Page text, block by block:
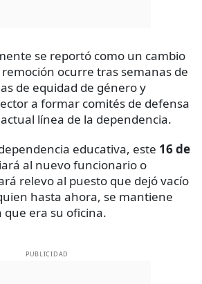
se reportó como un cambio
ocurre tras semanas de
de equidad de género y
a formar comités de defensa
línea de la dependencia.
educativa, este 16 de
al nuevo funcionario o
relevo al puesto que dejó vacío
hasta ahora, se mantiene
era su oficina.
PUBLICIDAD